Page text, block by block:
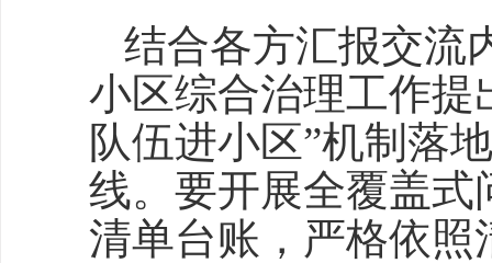
结合各方汇报交流
小区综合治理工作提
队伍进小区”机制落
线。要开展全覆盖
清单台账，严格依